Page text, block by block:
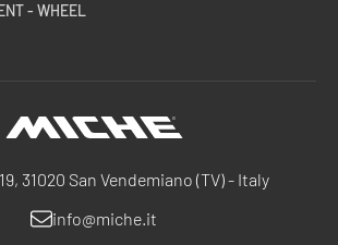
31020 San Vendemiano (TV) - Italy
info@miche.it
- WHEEL